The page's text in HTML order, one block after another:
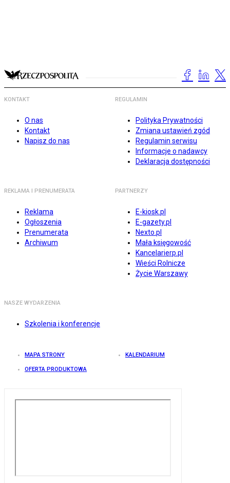
KONTAKT
O nas
Kontakt
Napisz do nas
REGULAMIN
Polityka Prywatności
Zmiana ustawień zgód
Regulamin serwisu
Informacje o nadawcy
Deklaracja dostępności
REKLAMA I PRENUMERATA
Reklama
Ogłoszenia
Prenumerata
Archiwum
PARTNERZY
E-kiosk.pl
E-gazety.pl
Nexto.pl
Mała księgowość
Kancelarierp.pl
Wieści Rolnicze
Życie Warszawy
NASZE WYDARZENIA
Szkolenia i konferencje
MAPA STRONY KALENDARIUM
OFERTA PRODUKTOWA